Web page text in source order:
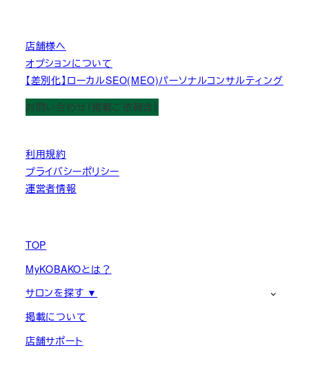
店舗様へ
オプションについて
【差別化】ローカルSEO(MEO)パーソナルコンサルティング
お問い合わせ（掲載ご依頼含）
利用規約
プライバシーポリシー
運営者情報
TOP
MyKOBAKOとは？
サロンを探す ▼
掲載について
店舗サポート